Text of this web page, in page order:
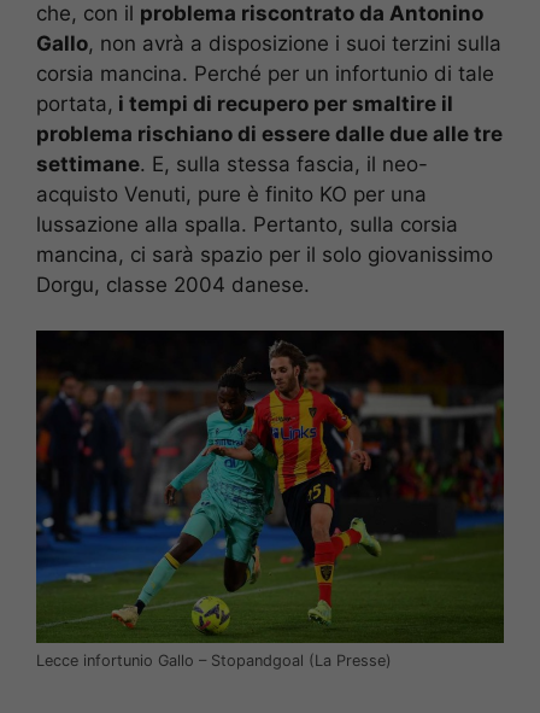
che, con il problema riscontrato da Antonino
Gallo, non avrà a disposizione i suoi terzini sulla
corsia mancina. Perché per un infortunio di tale
portata, i tempi di recupero per smaltire il
problema rischiano di essere dalle due alle tre
settimane. E, sulla stessa fascia, il neo-
acquisto Venuti, pure è finito KO per una
lussazione alla spalla. Pertanto, sulla corsia
mancina, ci sarà spazio per il solo giovanissimo
Dorgu, classe 2004 danese.
Lecce infortunio Gallo – Stopandgoal (La Presse)